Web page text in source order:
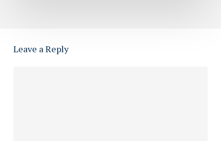
Leave a Reply